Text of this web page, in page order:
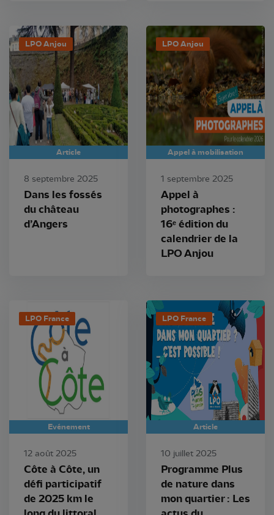
LPO Anjou
Article
8 septembre 2025
Dans les fossés
du château
d’Angers
LPO Anjou
Appel à mobilisation
1 septembre 2025
Appel à
photographes :
16ᵉ édition du
calendrier de la
LPO Anjou
LPO France
Evénement
12 août 2025
Côte à Côte, un
défi participatif
de 2025 km le
LPO France
Article
10 juillet 2025
Programme Plus
de nature dans
mon quartier : Les